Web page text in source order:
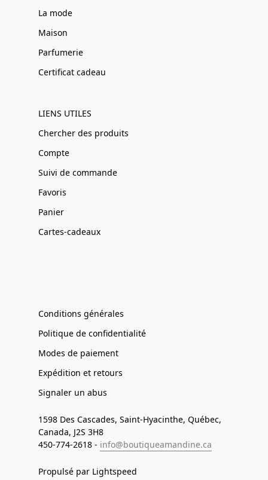
La mode
Maison
Parfumerie
Certificat cadeau
LIENS UTILES
Chercher des produits
Compte
Suivi de commande
Favoris
Panier
Cartes-cadeaux
Conditions générales
Politique de confidentialité
Modes de paiement
Expédition et retours
Signaler un abus
1598 Des Cascades, Saint-Hyacinthe, Québec,
Canada, J2S 3H8
450-774-2618 - info@boutiqueamandine.ca
Propulsé par Lightspeed